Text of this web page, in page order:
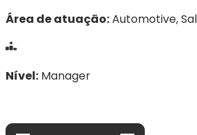
Área de atuação:Automotive,
Nível: Manager